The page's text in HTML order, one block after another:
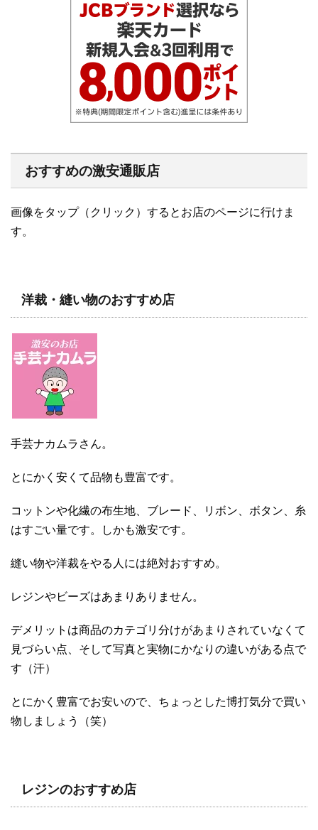
おすすめの激安通販店
画像をタップ（クリック）するとお店のページに行けま
す。
洋裁・縫い物のおすすめ店
手芸ナカムラさん。
とにかく安くて品物も豊富です。
コットンや化繊の布生地、ブレード、リボン、ボタン、糸
はすごい量です。しかも激安です。
縫い物や洋裁をやる人には絶対おすすめ。
レジンやビーズはあまりありません。
デメリットは商品のカテゴリ分けがあまりされていなくて
見づらい点、そして写真と実物にかなりの違いがある点で
す（汗）
とにかく豊富でお安いので、ちょっとした博打気分で買い
物しましょう（笑）
レジンのおすすめ店